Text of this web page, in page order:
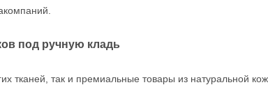
под ручную кладь
тканей, так и премиальные товары из